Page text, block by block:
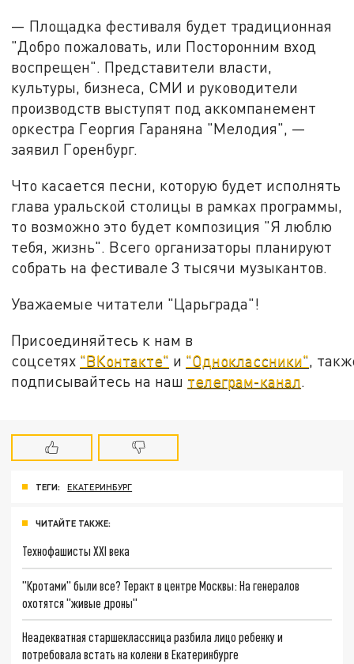
— Площадка фестиваля будет традиционная
"Добро пожаловать, или Посторонним вход
воспрещен". Представители власти,
культуры, бизнеса, СМИ и руководители
производств выступят под аккомпанемент
оркестра Георгия Гараняна "Мелодия", —
заявил Горенбург.
Что касается песни, которую будет исполнять
глава уральской столицы в рамках программы,
то возможно это будет композиция "Я люблю
тебя, жизнь". Всего организаторы планируют
собрать на фестивале 3 тысячи музыкантов.
Уважаемые читатели "Царьграда"!
Присоединяйтесь к нам в
соцсетях "ВКонтакте" и "Одноклассники" ,
подписывайтесь на наш телеграм-канал
ТЕГИ: ЕКАТЕРИНБУРГ
ЧИТАЙТЕ ТАКЖЕ:
Технофашисты XXI века
"Кротами" были все? Теракт в центре Москвы: На генералов
охотятся "живые дроны"
Неадекватная старшеклассница разбила лицо ребенку и
потребовала встать на колени в Екатеринбурге